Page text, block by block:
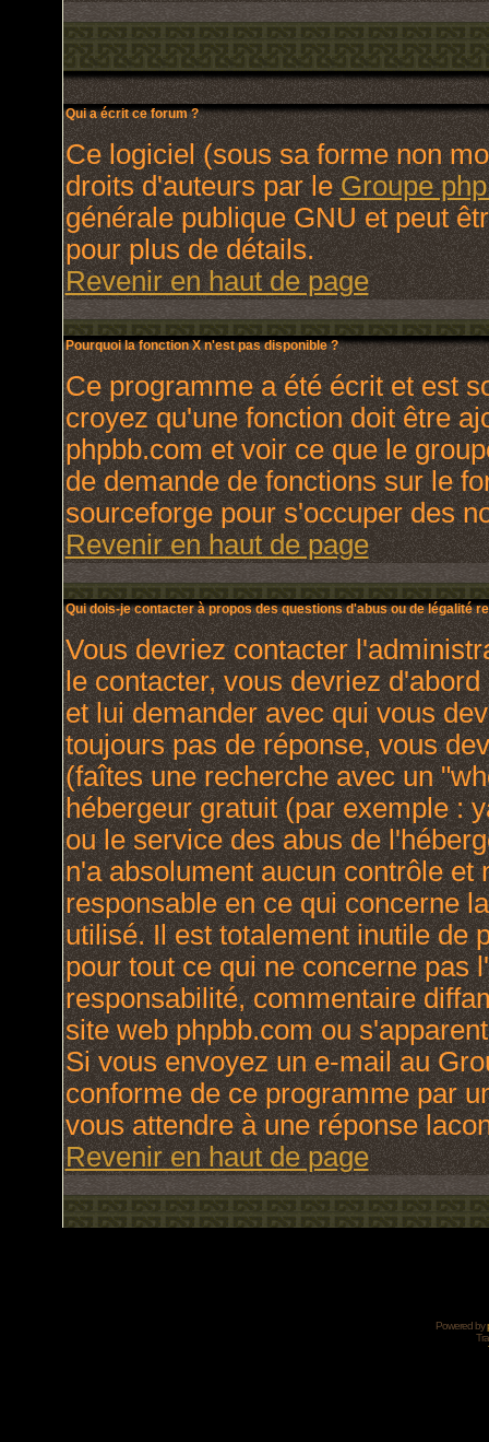
Qui a écrit ce forum ?
Ce logiciel (sous sa forme non
droits d'auteurs par leGroupe
générale publique GNU et peut
pour plus de détails.
Revenir en haut de page
Pourquoi la fonction X n'est pas disponible ?
Ce programme a été écrit et est
croyez qu'une fonction doit être
phpbb.com et voir ce que le
de demande de fonctions sur le
sourceforge pour s'occuper des
Revenir en haut de page
Qui dois-je contacter à propos des questions d'abus ou de légalité
Vous devriez contacter
le contacter, vous devriez
et lui demander avec qui vous
toujours pas de réponse, vous
(faîtes une recherche avec un
hébergeur gratuit (par exemple :
ou le service des abus de
n'a absolument aucun contrôle et
responsable en ce qui concerne
utilisé. Il est totalement inutile de
pour tout ce qui ne concerne pas
responsabilité, commentaire
site web phpbb.com ou
Si vous envoyez un e-mail au
conforme de ce programme par
vous attendre à une réponse
Revenir en haut de page
Powered by